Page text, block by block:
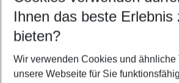
Reisezeitraum wählen
09.08.26– 07.08.27 5-8 Nächte
2 Erwachsene Keine Kinder
Ihnen das beste Erlebnis
bieten?
Wir verwenden Cookies und ähnliche
unsere Webseite für Sie